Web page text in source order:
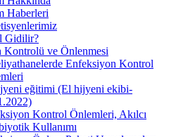
Haberleri
Gidilir?
Kontrolü ve Önlenmesi
Enfeksiyon Kontrol
eğitimi (El hijyeni ekibi-
Kontrol Önlemleri, Akılcı
Kullanımı